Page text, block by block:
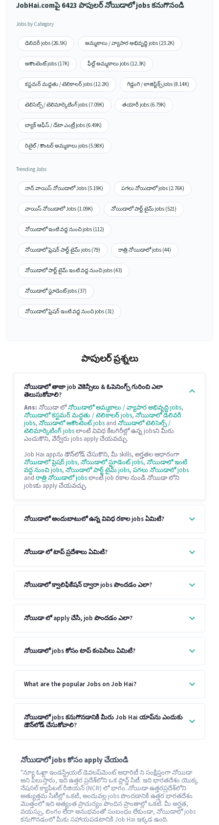
JobHai.comపై 6423 పాపులర్ నోయిడాలో jobs కనుగొనండి
Jobs by Category
డెలివరీ jobs (26.5K) అమ్మకాలు / వ్యాపార అభివృద్ధి jobs (23.2K)
అకౌంటెంట్ jobs (17K) ఫీల్డ్ అమ్మకాలు jobs (12.3K)
కస్టమర్ మద్దతు / టెలికాలర్ jobs (12.2K) గిడ్డంగి / లాజిస్టిక్స్ jobs (8.14K)
టెలిసెల్స్ / టెలిమార్కెటింగ్ jobs (7.09K) తయారీ jobs (6.79K)
బ్యాక్ ఆఫీస్ / డేటా ఎంట్రీ jobs (6.49K)
రిటైల్ / కౌంటర్ అమ్మకాలు jobs (5.98K)
Trending Jobs
నాన్ వాయిస్ నోయిడాలో Jobs (5.19K) పగలు నోయిడాలో jobs (2.76K)
వాయిస్ నోయిడాలో Jobs (1.09K) నోయిడాలో పార్ట్ టైమ్ jobs (521)
నోయిడాలో ఇంటి వద్ద నుంచి jobs (112)
నోయిడాలో ఫ్రెషర్ పార్ట్ టైమ్ jobs (79) రాత్రి నోయిడాలో jobs (44)
నోయిడాలో పార్ట్ టైమ్ ఇంటి వద్ద నుంచి jobs (43)
నోయిడాలో స్టూడెంట్ jobs (37)
నోయిడాలో ఫ్రెషర్ ఇంటి వద్ద నుంచి jobs (31)
పాపులర్ ప్రశ్నలు
నోయిడాలో తాజా job వెకెన్సీలు & ఓపెనింగ్స్ గురించి ఎలా
తెలుసుకోవాలి?
Ans: నోయిడా లోనోయిడాలో అమ్మకాలు / వ్యాపార అభివృద్ధి jobs,
నోయిడాలో కస్టమర్ మద్దతు / టెలికాలర్ jobs, నోయిడాలో డెలివరీ
jobs, నోయిడాలో అకౌంటెంట్ jobs and నోయిడాలో టెలిసెల్స్ /
టెలిమార్కెటింగ్ jobsలాంటి వివిధ కేటగిరీల్లో ఉన్న jobsని మీరు
ఎంచుకొని, వేర్వేరు jobs apply చేయవచ్చు.
Job Hai appను డౌన్‌లోడ్ చేసుకొని, మీ skills, అర్హతల ఆధారంగా
నోయిడాలో ఫ్రెషర్ jobs, నోయిడాలో స్టూడెంట్ jobs, నోయిడాలో ఇంటి
వద్ద నుంచి jobs, నోయిడాలో పార్ట్ టైమ్ jobs, పగలు నోయిడాలో jobs
and రాత్రి నోయిడాలో jobsలాంటి job రకాల నుండి నోయిడా లోని
jobsకు apply చేయవచ్చు.
నోయిడాలో అందుబాటులో ఉన్న వివిధ రకాల jobs ఏమిటి?
నోయిడా లో టాప్ ప్రదేశాలు ఏమిటి?
నోయిడాలో క్వాలిఫికేషన్ ద్వారా jobs పొందడం ఎలా?
నోయిడా లో apply చేసి, job పొందడం ఎలా?
నోయిడాలో jobs కోసం టాప్ కంపెనీలు ఏమిటి?
What are the popular Jobs on Job Hai?
నోయిడాలో jobs కనుగొనడానికి మీరు Job Hai యాప్‌ను ఎందుకు
డౌన్‌లోడ్ చేసుకోవాలి?
నోయిడాలో jobs కోసం apply చేయండి
"న్యూ ఓఖ్లా ఇండస్ట్రియల్ డెవలప్‌మెంట్ అథారిటీ ని సంక్షిప్తంగా నోయిడా
అని పిలుస్తారు, ఇది ఉత్తర ప్రదేశ్‌లోని ఒక ప్లాన్డ్ సిటీ. ఇది భారతదేశం యొక్క
నేషనల్ క్యాపిటల్ రీజియన్ (NCR) లో భాగం. నోయిడా ఉత్తరప్రదేశ్‌లోని
అత్యుత్తమ సిటీల్లో ఒకటి, అందువల్ల jobs పొందడానికి ఉత్తర భారతదేశం
మొత్తంలో ఇది అత్యంత ప్రాచుర్యం పొందిన ప్రాంతాల్లో ఒకటి. మీ అర్హత,
వయస్సు, లింగం లేదా అనుభవంతో సంబంధం లేకుండా, నోయిడాలో jobs
కనుగొనడంలో మీకు సహాయపడటానికి Job Hai ఇక్కడ ఉంది.